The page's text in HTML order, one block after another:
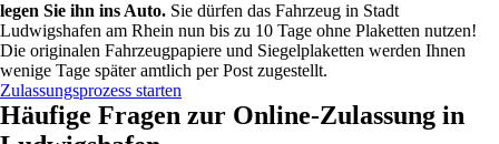
legen Sie ihn ins Auto. Sie dürfen das Fahrzeug in Stadt
Ludwigshafen am Rhein nun bis zu 10 Tage ohne Plaketten nutzen!
Die originalen Fahrzeugpapiere und Siegelplaketten werden Ihnen
wenige Tage später amtlich per Post zugestellt.
Zulassungsprozess starten
Häufige Fragen zur Online-Zulassung in